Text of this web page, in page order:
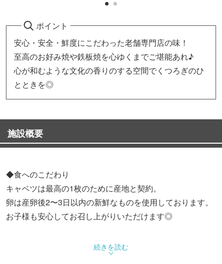
ポイント
安心・安全・鮮度にこだわった老舗専門店の味！
至高のお好み焼や鉄板焼を心ゆくまでご堪能あれ♪
心が和むような文化の香りのする空間でくつろぎのひ
とときを◎
施設概要
◆食へのこだわり
キャベツは最高の1枚のために産地と契約。
卵は産卵後2〜3日以内の新鮮なものを使用しております。
お子様も安心してお召し上がりいただけます◎
当店のおすすめの【風の街玉】は、
たくさんの具材で色々な味が楽しめる大人気メニュー♪
続きを読む